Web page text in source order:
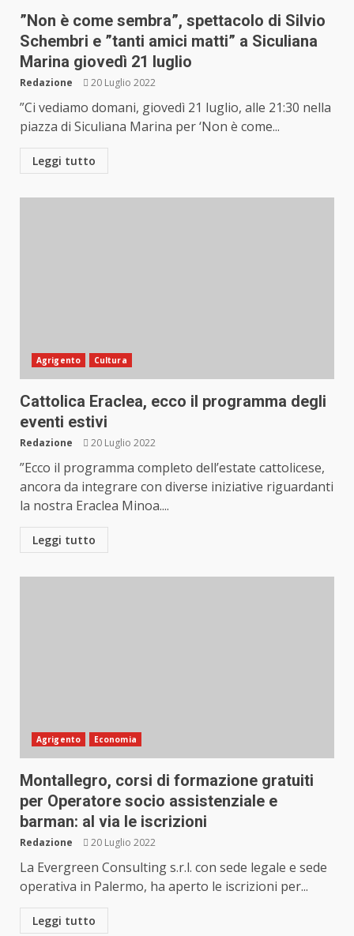
”Non è come sembra”, spettacolo di Silvio
Schembri e ”tanti amici matti” a Siculiana
Marina giovedì 21 luglio
Redazione 20 Luglio 2022
”Ci vediamo domani, giovedì 21 luglio, alle 21:30 nella
piazza di Siculiana Marina per ‘Non è come...
Leggi tutto
Agrigento Cultura
Cattolica Eraclea, ecco il programma degli
eventi estivi
Redazione 20 Luglio 2022
”Ecco il programma completo dell’estate cattolicese,
ancora da integrare con diverse iniziative riguardanti
la nostra Eraclea Minoa....
Leggi tutto
Agrigento Economia
Montallegro, corsi di formazione gratuiti
per Operatore socio assistenziale e
barman: al via le iscrizioni
Redazione 20 Luglio 2022
La Evergreen Consulting s.r.l. con sede legale e sede
operativa in Palermo, ha aperto le iscrizioni per...
Leggi tutto